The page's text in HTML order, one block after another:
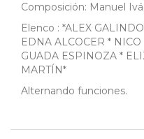
Composición: Manuel
Elenco : *ALEX
EDNA ALCOCER *
GUADA ESPINOZA *
MARTÍN*
Alternando funciones.